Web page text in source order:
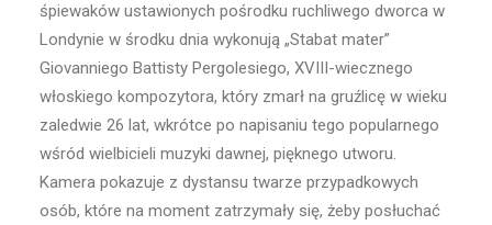
śpiewaków ustawionych pośrodku ruchliwego dworca w
Londynie w środku dnia wykonują „Stabat mater”
Giovanniego Battisty Pergolesiego, XVIII-wiecznego
włoskiego kompozytora, który zmarł na gruźlicę w wieku
zaledwie 26 lat, wkrótce po napisaniu tego popularnego
wśród wielbicieli muzyki dawnej, pięknego utworu.
Kamera pokazuje z dystansu twarze przypadkowych
osób, które na moment zatrzymały się, żeby posłuchać